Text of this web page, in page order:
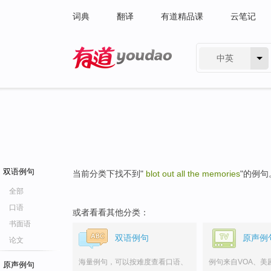
词典 翻译 有道精品课 云笔记
中英
双语例句
全部
口语
书面语
论文
原声例句
当前分类下找不到" blot out all the memories"的例句
或者看看其他分类：
双语例句
海量例句，可以按难度查看口语、
原声例
例句来自VOA、美